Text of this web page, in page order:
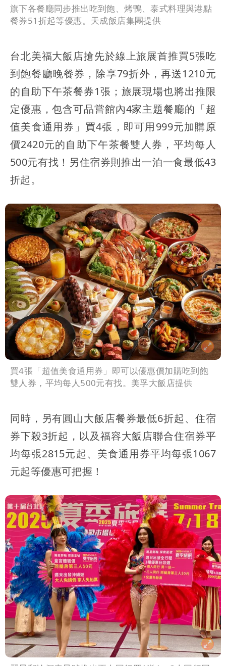
旗下各餐廳同步推出吃到飽、烤鴨、泰式料理與港點
餐券51折起等優惠。天成飯店集團提供
台北美福大飯店搶先於線上旅展首推買5張吃
到飽餐廳晚餐券，除享79折外，再送1210元
的自助下午茶餐券1張；旅展現場也將出推限
定優惠，包含可品嘗館內4家主題餐廳的「超
值美食通用券」買4張，即可用999元加購原
價2420元的自助下午茶餐雙人券，平均每人
500元有找！另住宿券則推出一泊一食最低43
折起。
買4張「超值美食通用券」即可以優惠價加購吃到飽
雙人券，平均每人500元有找。美孚大飯店提供
同時，另有圓山大飯店餐券最低6折起、住宿
券下殺3折起，以及福容大飯店聯合住宿券平
均每張2815元起、美食通用券平均每張1067
元起等優惠可把握！